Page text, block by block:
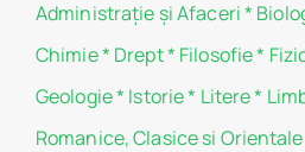
Administraţie şi Afaceri*
Chimie* Drept* Filosofie*
Geologie* Istorie* Litere*
Romanice, Clasice si